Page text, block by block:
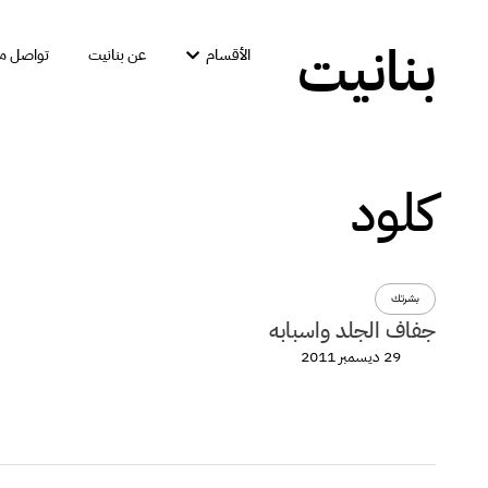
بنانيت الأقسام عن بنانيت تواصل
كلود
بشرتك
جفاف الجلد واسبابه
29 ديسمبر 2011